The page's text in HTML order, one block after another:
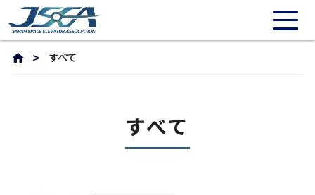
すべて
すべて